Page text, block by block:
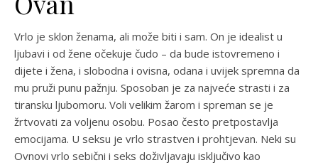
Vrlo je sklon ženama, ali može biti i sam. On je idealist u
ljubavi i od žene očekuje čudo – da bude istovremeno i
dijete i žena, i slobodna i ovisna, odana i uvijek spremna da
mu pruži punu pažnju. Sposoban je za najveće strasti i za
tiransku ljubomoru. Voli velikim žarom i spreman se je
žrtvovati za voljenu osobu. Posao često pretpostavlja
emocijama. U seksu je vrlo strastven i prohtjevan. Neki su
Ovnovi vrlo sebični i seks doživljavaju isključivo kao